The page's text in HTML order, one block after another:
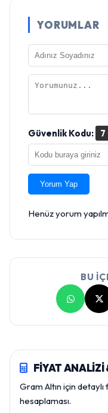
YORUMLAR
Güvenlik Kodu:
Yorum Yap
Henüz yorum
BU
FİYAT ANALİZİ
Gram Altın için
hesaplaması.